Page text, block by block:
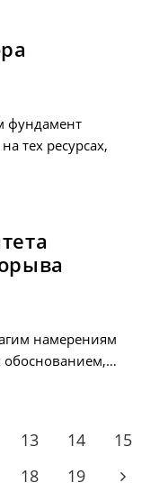
фундамент
тех ресурсах,
намерениям
обоснованием,…
13 14
15
18 19 Go to